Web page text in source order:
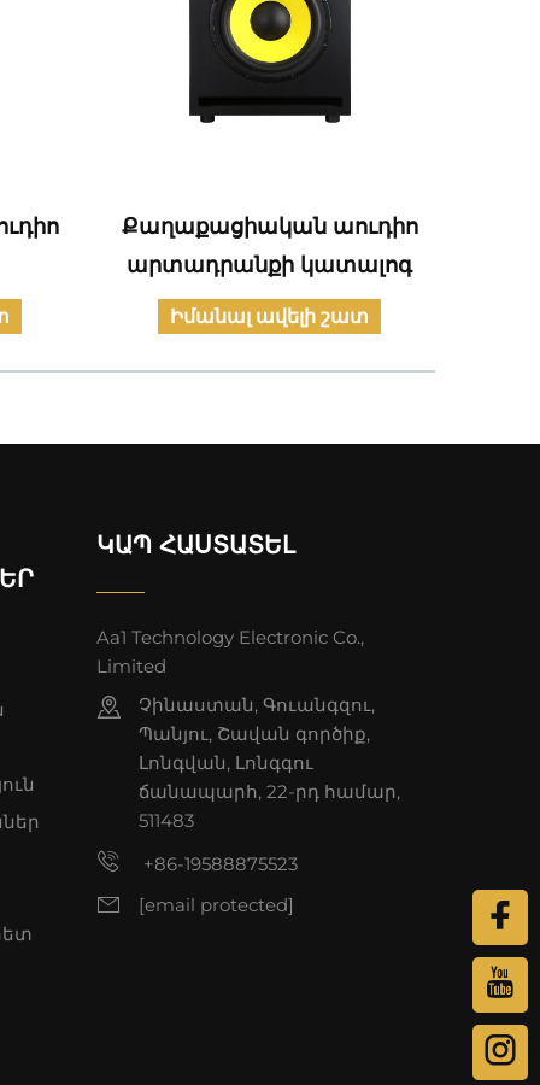
Քաղաքացիական աուդիո
արտադրանքի կատալոգ
Իմանալ ավելի շատ
ԿԱՊ ՀԱՍՏԱՏԵԼ
Aa1 Technology Electronic Co.,
Limited
Չինաստան, Գուանգզու,
Պանյու, Շավան գործիք,
Լոնգվան, Լոնգգու
ճանապարհ, 22-րդ համար,
511483
+86-19588875523
[email protected]